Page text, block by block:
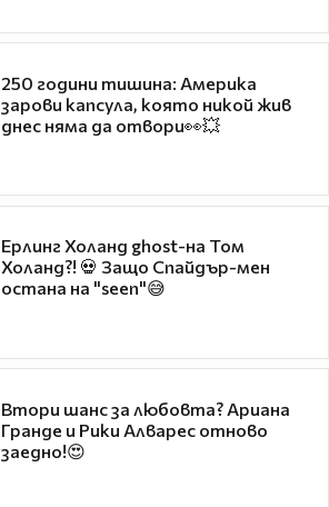
250 години тишина: Америка
зарови капсула, която никой жив
днес няма да отвори👀💥
Ерлинг Холанд ghost-на Том
Холанд?! 💀 Защо Спайдър-мен
остана на "seen"😅
Втори шанс за любовта? Ариана
Гранде и Рики Алварес отново
заедно!😍